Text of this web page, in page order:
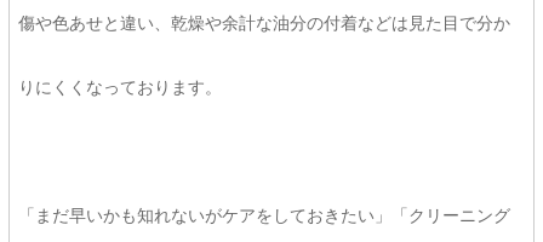
傷や色あせと違い、乾燥や余計な油分の付着などは見た目で分か
りにくくなっております。
「まだ早いかも知れないがケアをしておきたい」「クリーニング